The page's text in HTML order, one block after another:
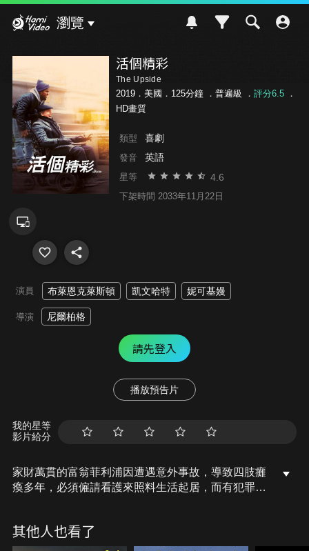
瀏覽
活個精彩
The Upside
2019．美國．125分鐘 ． 普遍級 ． 評分6.5．
HD畫質
類型 喜劇
發音 英語
星等 4.6
下架時間 2033年11月22日
演員 布萊恩克萊斯頓 凱文哈特 妮可基嫚
導演 尼爾柏格
請先登入
播放預告片
我的星等
影片給分
家財萬貫的富翁菲利浦因遭遇意外事故，導致四肢癱
瘓多年，必須僱請看護來照料生活起居，而有犯罪前
按牌理出牌的他為菲利浦絕望無趣的人生，帶來許多
前所未有的驚喜與期待，而個性南轅北轍、際遇天差
其他人也看了